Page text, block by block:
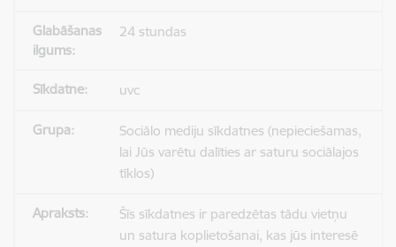
24 stundas
uvc
Sociālo mediju sīkdatnes (nepieciešamas,
lai Jūs varētu dalīties ar saturu sociālajos
tīklos)
Šīs sīkdatnes ir paredzētas tādu vietņu
un satura koplietošanai, kas jūs interesē